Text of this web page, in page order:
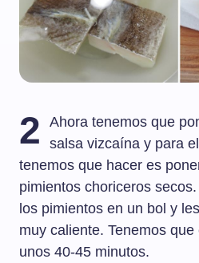
2
Ahora tenemos que
salsa vizcaína y para
tenemos que hacer es
pimientos choriceros
los pimientos en un bol y
muy caliente. Tenemos
unos 40-45 minutos.